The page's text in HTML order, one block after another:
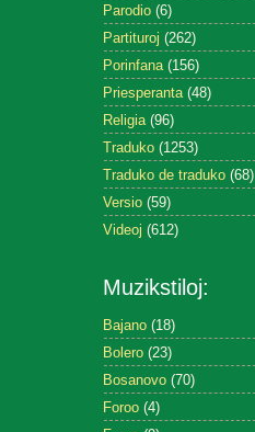
Parodio (6)
Partituroj (262)
Porinfana (156)
Priesperanta (48)
Religia (96)
Traduko (1253)
Traduko de traduko (68)
Versio (59)
Videoj (612)
Muzikstiloj:
Bajano (18)
Bolero (23)
Bosanovo (70)
Foroo (4)